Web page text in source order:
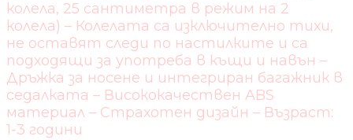
колела, 25 сантиметра в режим на 2
колела) – Колелата са изключително тихи,
не оставят следи по настилките и са
подходящи за употреба в къщи и навън –
Дръжка за носене и интегриран багажник в
седалката – Висококачествен ABS
материал – Страхотен дизайн – Възраст:
1-3 години